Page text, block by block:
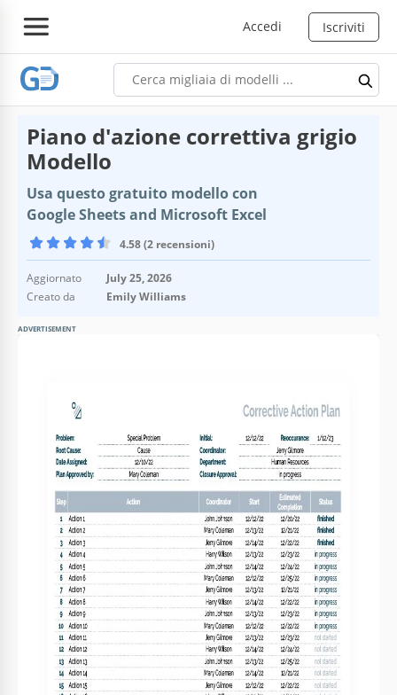
Accedi Iscriviti
Piano d'azione correttiva grigio
Modello
Usa questo gratuito modello con
Google Sheets and Microsoft Excel
4.58 (2 recensioni)
Aggiornato
July 25, 2026
Creato da
Emily Williams
ADVERTISEMENT